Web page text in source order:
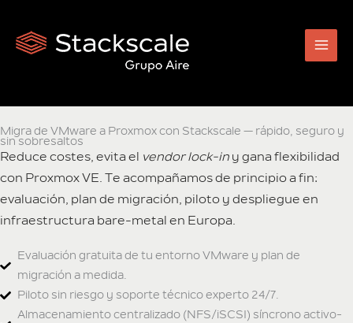
contenido
Migra de VMware a Proxmox con Stackscale — rápido, seguro y
sin sobresaltos
Reduce costes, evita el vendor lock-in y gana flexibilidad
con Proxmox VE. Te acompañamos de principio a fin:
evaluación, plan de migración, piloto y despliegue en
infraestructura bare-metal en Europa.
Evaluación gratuita de tu entorno VMware y plan de
migración a medida.
Piloto sin riesgo y soporte técnico experto 24/7.
Almacenamiento centralizado (NFS/iSCSI) síncrono activo-